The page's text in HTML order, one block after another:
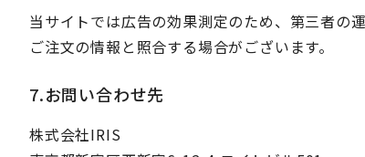
当サイトでは広告の効果測定のため、第三者の
ご注文の情報と照合する場合がございます。
7.お問い合わせ先
株式会社IRIS